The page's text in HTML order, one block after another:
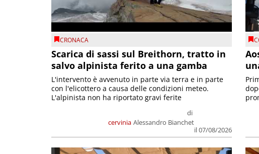
CRONACA
Scarica di sassi sul Breithorn, tratto in
salvo alpinista ferito a una gamba
cervinia
di
Alessandro Bianchet
il 07/08/2026
L'intervento è avvenuto in parte via terra e in parte
con l'elicottero a causa delle condizioni meteo.
L'alpinista non ha riportato gravi ferite